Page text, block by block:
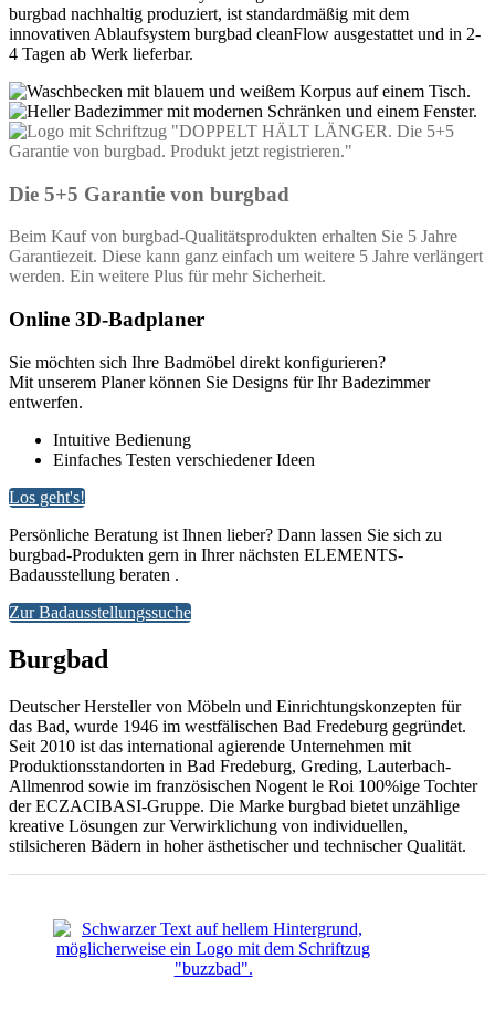
burgbad nachhaltig produziert, ist standardmäßig mit dem
innovativen Ablaufsystem burgbad cleanFlow ausgestattet und in 2-
4 Tagen ab Werk lieferbar.
Die 5+5 Garantie von burgbad
Beim Kauf von burgbad-Qualitätsprodukten erhalten Sie 5 Jahre
Garantiezeit. Diese kann ganz einfach um weitere 5 Jahre verlängert
werden. Ein weitere Plus für mehr Sicherheit.
Online 3D-Badplaner
Sie möchten sich Ihre Badmöbel direkt konfigurieren?
Mit unserem Planer können Sie Designs für Ihr Badezimmer
entwerfen.
Intuitive Bedienung
Einfaches Testen verschiedener Ideen
Los geht's!
Persönliche Beratung ist Ihnen lieber? Dann lassen Sie sich zu
burgbad-Produkten gern in Ihrer nächsten ELEMENTS-
Badausstellung beraten .
Zur Badausstellungssuche
Burgbad
Deutscher Hersteller von Möbeln und Ein­richtungskonzepten für
das Bad, wurde 1946 im westfälischen Bad Fredeburg gegründet.
Seit 2010 ist das international agierende Unternehmen mit
Produktionsstandorten in Bad Fredeburg, Greding, Lauterbach-
Allmenrod sowie im französischen Nogent le Roi 100%ige Tochter
der ECZACIBASI­-Gruppe. Die Marke burgbad bietet unzählige
kreative Lösungen zur Verwirklichung von individuellen,
stilsicheren Bädern in hoher ästhetischer und technischer Qualität.